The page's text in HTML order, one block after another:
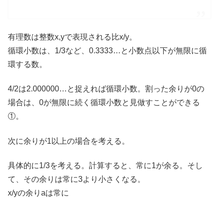
有理数は整数x,yで表現される比x/y。
循環小数は、1/3など、0.3333…と小数点以下が無限に循
環する数。
4/2は2.000000…と捉えれば循環小数。割った余りが0の
場合は、0が無限に続く循環小数と見做すことができる
①。
次に余りが1以上の場合を考える。
具体的に1/3を考える。計算すると、常に1が余る。そし
て、その余りは常に3より小さくなる。
x/yの余りaは常に